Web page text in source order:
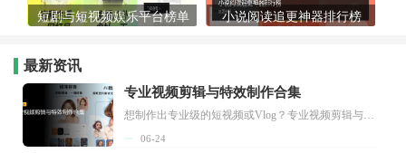
短剧与短视频娱乐平台榜单 小说阅读追更神器排行榜
最新资讯
专业视频剪辑与特效制作合集
想制作出专业级的短视频或Vlog？专业视频剪辑与特效制作大全专题为你提供了从剪辑、抠像到特效包装的全套解决方案。无论是添加炫酷的片头、进行精准的视频抠图，还是制...
06-24